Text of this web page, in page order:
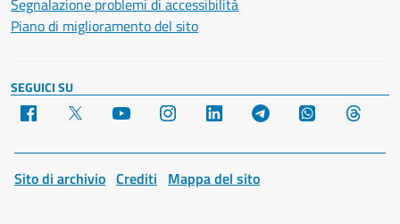
Segnalazione problemi di accessibilità
Piano di miglioramento del sito
SEGUICI SU
Facebook YouTube Instagram LinkedIn Telegram WhatsApp
Sito di archivio Crediti Mappa del sito